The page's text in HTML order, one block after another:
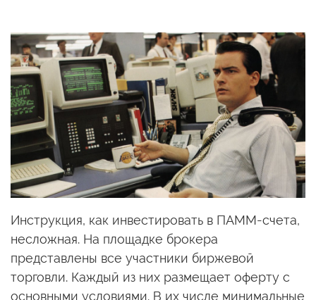
Инструкция, как инвестировать в ПАММ-счета,
несложная. На площадке брокера
представлены все участники биржевой
торговли. Каждый из них размещает оферту с
основными условиями. В их числе минимальные